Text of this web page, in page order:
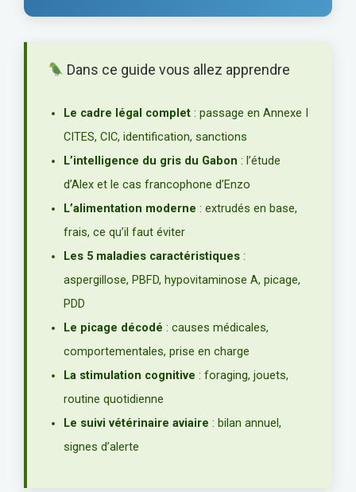
Dans ce guide vous allez apprendre
Le cadre légal complet : passage en Annexe I
CITES, CIC, identification, sanctions
L’intelligence du gris du Gabon : l’étude
d’Alex et le cas francophone d’Enzo
L’alimentation moderne : extrudés en base,
frais, ce qu’il faut éviter
Les 5 maladies caractéristiques :
aspergillose, PBFD, hypovitaminose A, picage,
PDD
Le picage décodé : causes médicales,
comportementales, prise en charge
La stimulation cognitive : foraging, jouets,
routine quotidienne
Le suivi vétérinaire aviaire : bilan annuel,
signes d’alerte